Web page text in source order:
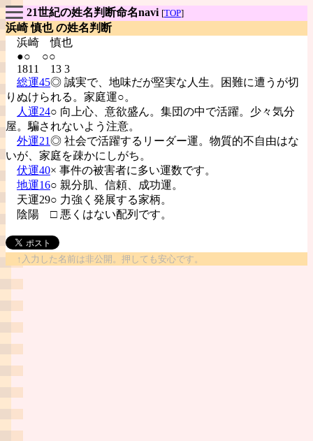
21世紀の姓名判断命名navi [TOP]
浜崎 慎也 の姓名判断
浜崎慎也
●○ ○○
1811 13 3
総運45◎ 誠実で、地味だが堅実な人生。困難に遭うが切
りぬけられる。家庭運○。
人運24○ 向上心、意欲盛ん。集団の中で活躍。少々気分
屋。騙されないよう注意。
外運21◎ 社会で活躍するリーダー運。物質的不自由はな
いが、家庭を疎かにしがち。
伏運40× 事件の被害者に多い運数です。
地運16○ 親分肌、信頼、成功運。
天運29○ 力強く発展する家柄。
陰陽 □ 悪くはない配列です。
↑入力した名前は非公開。押しても安心です。